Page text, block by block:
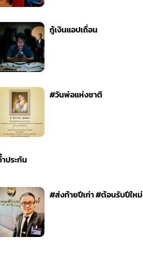
กู้เงินแอปเถื่อน
#วันพ่อแห่งชาติ
ประกัน
#ส่งท้ายปีเก่า #ต้อนรับปีใหม่